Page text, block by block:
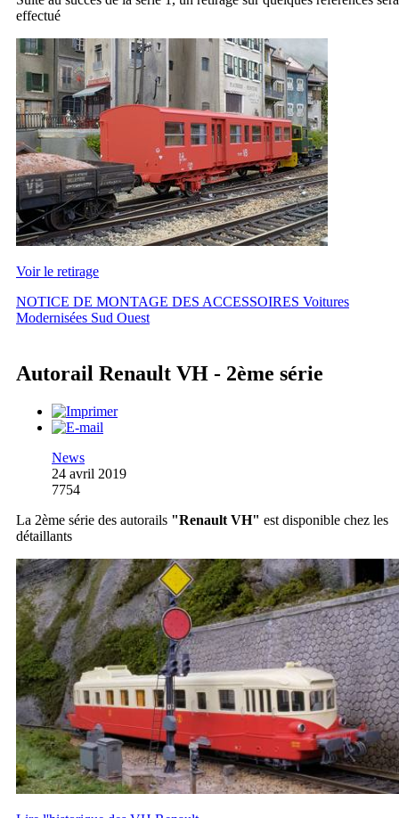
effectué
Voir le retirage
NOTICE DE MONTAGE DES ACCESSOIRES Voitures
Modernisées Sud Ouest
Autorail Renault VH - 2ème série
News
24 avril 2019
7754
La 2ème série des autorails "Renault VH" est disponible chez les
détaillants